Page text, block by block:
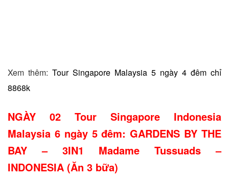
Xem thêm: Tour Singapore Malaysia 5 ngày 4 đêm chỉ
8868k
NGÀY 02 Tour Singapore Indonesia
Malaysia 6 ngày 5 đêm: GARDENS BY THE
BAY – 3IN1 Madame Tussuads –
INDONESIA (Ăn 3 bữa)